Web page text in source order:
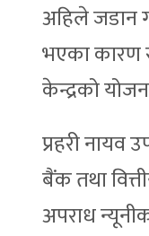
अहिले जडान
भएका कारण
केन्द्रको
प्रहरी
बैंक तथा
अपराध